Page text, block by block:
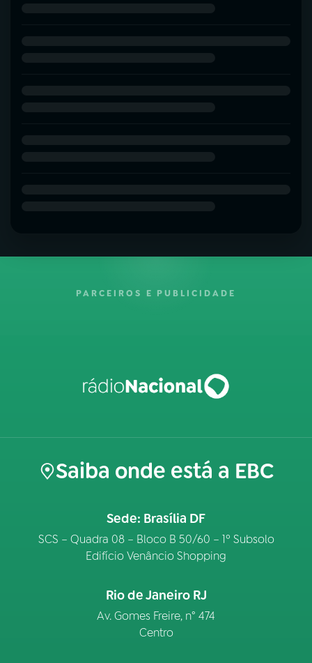
PARCEIROS E PUBLICIDADE
Saiba onde está a EBC
Sede: Brasília DF
SCS – Quadra 08 – Bloco B 50/60 – 1º Subsolo
Edifício Venâncio Shopping
Rio de Janeiro RJ
Av. Gomes Freire, n° 474
Centro